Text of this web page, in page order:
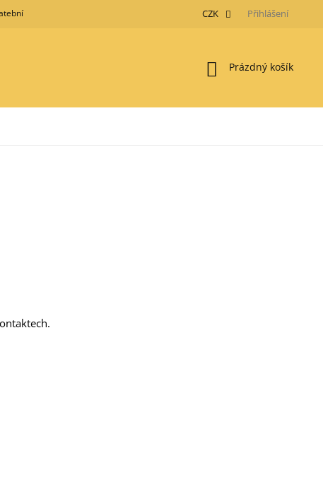
metody GDPR Moje objednávka
CZK Přihlášení
Nákupní
Prázdný košík